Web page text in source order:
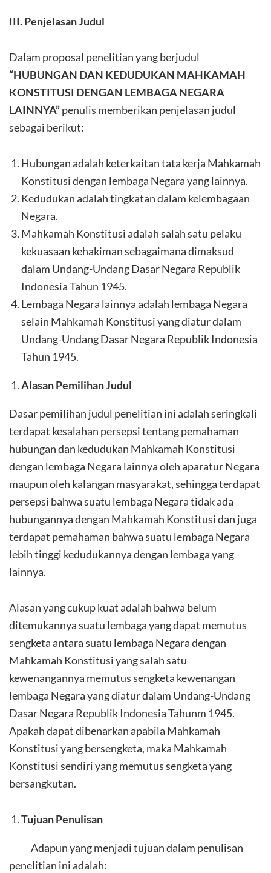
III. Penjelasan Judul
Dalam proposal penelitian yang berjudul
“HUBUNGAN DAN KEDUDUKAN MAHKAMAH
KONSTITUSI DENGAN LEMBAGA NEGARA
LAINNYA”penulis memberikan penjelasan judul
sebagai berikut:
Hubungan adalah keterkaitan tata kerja Mahkamah
Konstitusi dengan lembaga Negara yang lainnya.
Kedudukan adalah tingkatan dalam kelembagaan
Negara.
Mahkamah Konstitusi adalah salah satu pelaku
kekuasaan kehakiman sebagaimana dimaksud
dalam Undang-Undang Dasar Negara Republik
Indonesia Tahun 1945.
Lembaga Negara lainnya adalah lembaga Negara
selain Mahkamah Konstitusi yang diatur dalam
Undang-Undang Dasar Negara Republik Indonesia
Tahun 1945.
Alasan Pemilihan Judul
Dasar pemilihan judul penelitian ini adalah seringkali
terdapat kesalahan persepsi tentang pemahaman
hubungan dan kedudukan Mahkamah Konstitusi
dengan lembaga Negara lainnya oleh aparatur Negara
maupun oleh kalangan masyarakat, sehingga terdapat
persepsi bahwa suatu lembaga Negara tidak ada
hubungannya dengan Mahkamah Konstitusi dan juga
terdapat pemahaman bahwa suatu lembaga Negara
lebih tinggi kedudukannya dengan lembaga yang
lainnya.
Alasan yang cukup kuat adalah bahwa belum
ditemukannya suatu lembaga yang dapat memutus
sengketa antara suatu lembaga Negara dengan
Mahkamah Konstitusi yang salah satu
kewenangannya memutus sengketa kewenangan
lembaga Negara yang diatur dalam Undang-Undang
Dasar Negara Republik Indonesia Tahunm 1945.
Apakah dapat dibenarkan apabila Mahkamah
Konstitusi yang bersengketa, maka Mahkamah
Konstitusi sendiri yang memutus sengketa yang
bersangkutan.
Tujuan Penulisan
Adapun yang menjadi tujuan dalam penulisan
penelitian ini adalah: